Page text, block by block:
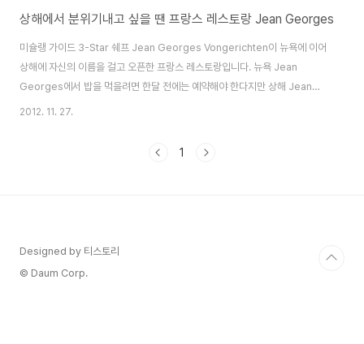
상해에서 분위기내고 싶을 땐 프랑스 레스토랑 Jean Georges
미슐랭 가이드 3-Star 쉐프 Jean Georges Vongerichten이 뉴욕에 이어
상해에 자신의 이름을 걸고 오픈한 프랑스 레스토랑입니다. 뉴욕 Jean
Georges에서 밥을 먹을려면 한달 전에는 예약해야 한다지만 상해 Jean
Georges는 예약없이 바로 방문 가능합니다. 상해 Jean Georges는 中山
탄 3호 건물 Jean Georges로 가는 건물 입구입니다. 엘리베이터에서 내리
2012. 11. 27.
1
Designed by 티스토리
© Daum Corp.